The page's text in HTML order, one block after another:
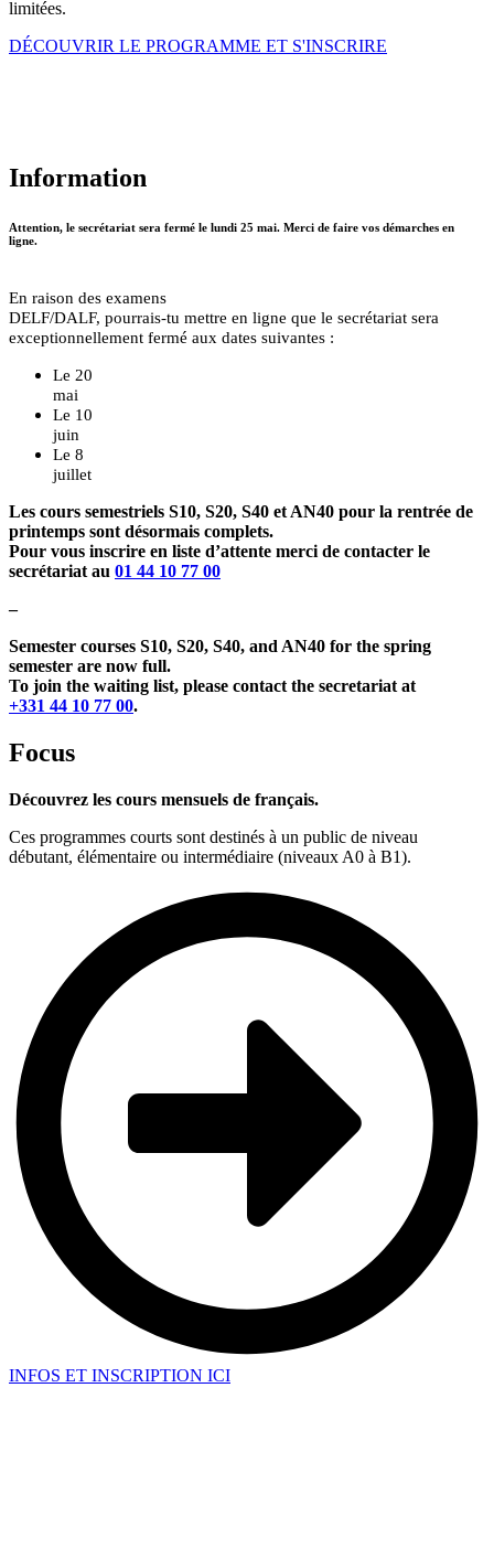
limitées.
DÉCOUVRIR LE PROGRAMME ET S'INSCRIRE
Information
Attention, le secrétariat sera fermé le lundi 25 mai. Merci de faire vos démarches en
ligne.
En raison des examens
DELF/DALF, pourrais-tu mettre en ligne que le secrétariat sera
exceptionnellement fermé aux dates suivantes :
Le 20
mai
Le 10
juin
Le 8
juillet
Les cours semestriels S10, S20, S40 et AN40 pour la rentrée de
printemps sont désormais complets.
Pour vous inscrire en liste d’attente merci de contacter le
secrétariat au 01 44 10 77 00
–
Semester courses S10, S20, S40, and AN40 for the spring
semester are now full.
To join the waiting list, please contact the secretariat at
+331 44 10 77 00.
Focus
Découvrez les cours mensuels de français.
Ces programmes courts sont destinés à un public de niveau
débutant, élémentaire ou intermédiaire (niveaux A0 à B1).
INFOS ET INSCRIPTION ICI